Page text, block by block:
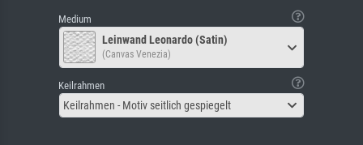
Medium
Leinwand Leonardo (Satin)
(Canvas Venezia)
Keilrahmen
Keilrahmen - Motiv seitlich gespiegelt